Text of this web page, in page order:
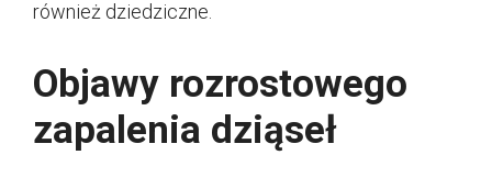
również dziedziczne.
Objawy rozrostowego
zapalenia dziąseł